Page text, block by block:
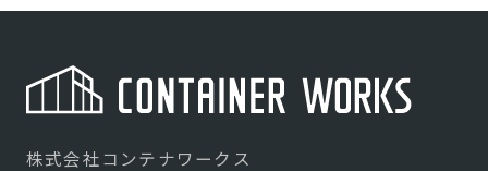
株式会社コンテナワークス